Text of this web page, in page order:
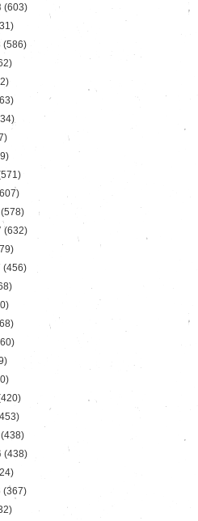
(603)
(586)
(578)
(632)
(456)
(438)
(438)
(367)